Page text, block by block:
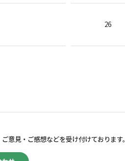
26
ご意見・ご感想などを受け付けております。